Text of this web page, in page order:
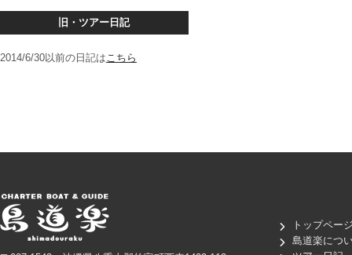
旧・ツアー日記
2014/6/30以前の日記はこちら
トップペー
島道楽につ